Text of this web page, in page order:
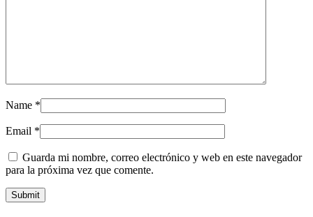
Name *
Email *
Guarda mi nombre, correo electrónico y web en este navegador
para la próxima vez que comente.